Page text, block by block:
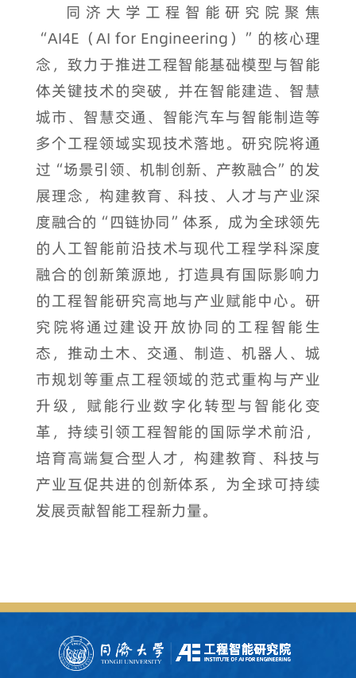
同济大学工程智能研究院聚焦
“AI4E（AI for Engineering）”的核心理
念，致力于推进工程智能基础模型与智能
体关键技术的突破，并在智能建造、智慧
城市、智慧交通、智能汽车与智能制造等
多个工程领域实现技术落地。研究院将通
过“场景引领、机制创新、产教融合”的发
展理念，构建教育、科技、人才与产业深
度融合的“四链协同”体系，成为全球领先
的人工智能前沿技术与现代工程学科深度
融合的创新策源地，打造具有国际影响力
的工程智能研究高地与产业赋能中心。研
究院将通过建设开放协同的工程智能生
态，推动土木、交通、制造、机器人、城
市规划等重点工程领域的范式重构与产业
升级，赋能行业数字化转型与智能化变
革，持续引领工程智能的国际学术前沿，
培育高端复合型人才，构建教育、科技与
产业互促共进的创新体系，为全球可持续
发展贡献智能工程新力量。